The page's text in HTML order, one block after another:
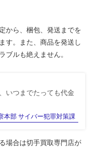
から、梱包、発送までを
す。また、商品を発送し
ブルも絶えません。
いつまでたっても代金
本部 サイバー犯罪対策課
場合は切手買取専門店が